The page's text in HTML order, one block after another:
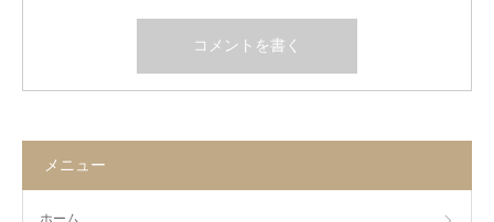
メニュー
ホーム